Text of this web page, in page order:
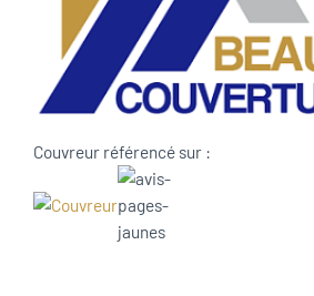
Couvreur référencé sur :